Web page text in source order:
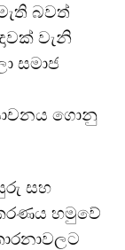
බවත්
වැනි
සමාජ
ගොනු
සහ
හමුවේ